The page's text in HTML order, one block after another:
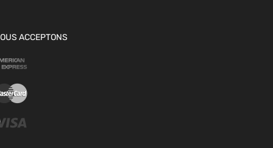
ACCEPTONS